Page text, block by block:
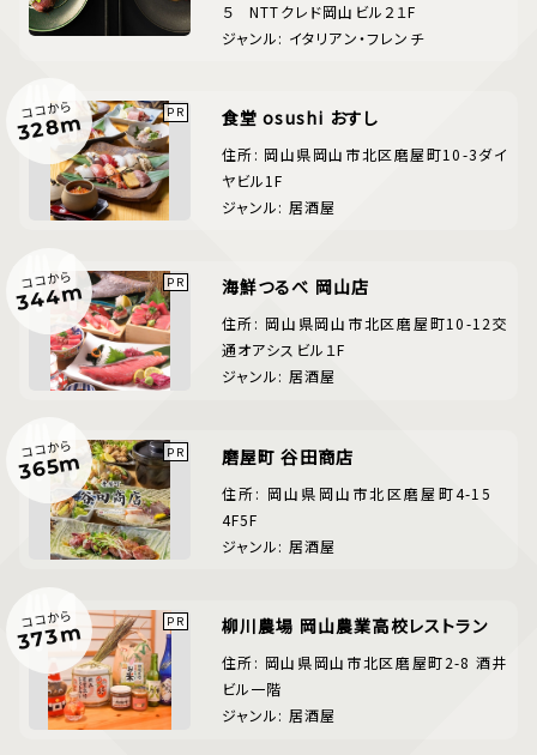
５ NTTクレド岡山ビル２１F
ジャンル: イタリアン・フレンチ
ココから
328m 食堂 osushi おすし
住所: 岡山県岡山市北区磨屋町10-3ダイ
ヤビル1F
ジャンル: 居酒屋
ココから
344m 海鮮つるべ 岡山店
住所: 岡山県岡山市北区磨屋町10-12交
通オアシスビル１F
ジャンル: 居酒屋
ココから
365m 磨屋町 谷田商店
住所: 岡山県岡山市北区磨屋町4-15
4F5F
ジャンル: 居酒屋
ココから
373m 柳川農場 岡山農業高校レストラン
住所: 岡山県岡山市北区磨屋町2-8 酒井
ビル一階
ジャンル: 居酒屋